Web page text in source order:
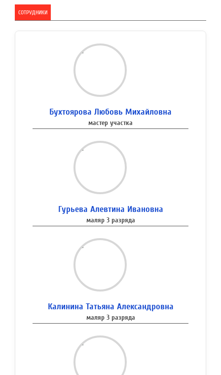
СОТРУДНИКИ
Бухтоярова Любовь Михайловна
мастер участка
Гурьева Алевтина Ивановна
маляр 3 разряда
Калинина Татьяна Александровна
маляр 3 разряда